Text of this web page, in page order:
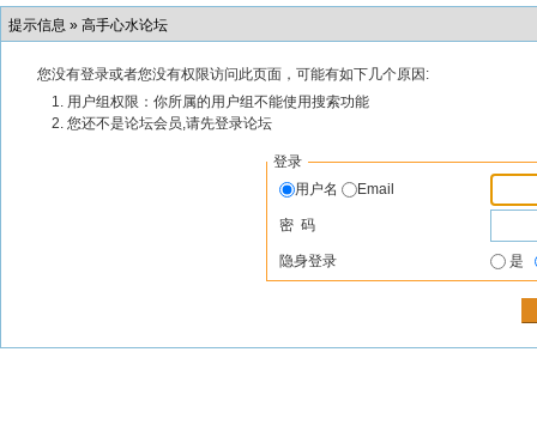
提示信息 » 高手心水论坛
您没有登录或者您没有权限访问此页面，可能有如下几个原因:
用户组权限：你所属的用户组不能使用搜索功能
您还不是论坛会员,请先登录论坛
登录
用户名
Email
密 码
隐身登录 是